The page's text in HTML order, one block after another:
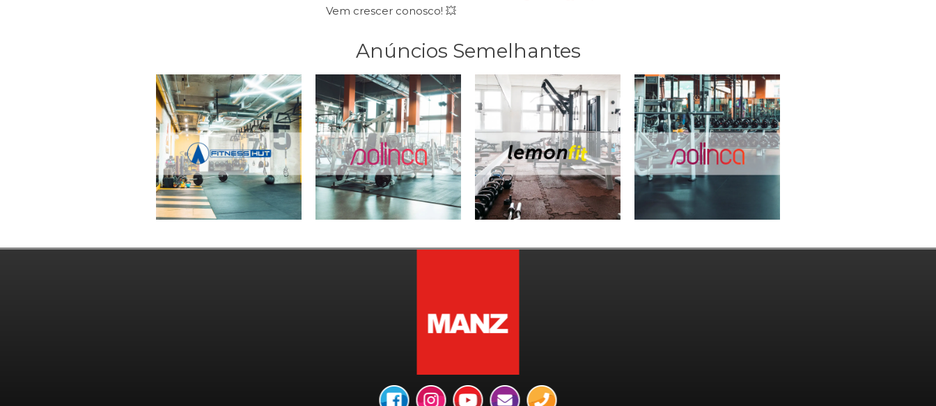
Vem crescer conosco! 💥
Anúncios Semelhantes
Estágio
Profissional
24 de Agosto, 2022
Ginásios Lisboa
Group Trainer –
Instrutor de
Aulas de Grupo
5 de Junho, 2025
Ginásios Lisboa
Fitness
Instructor
1 de Fevereiro, 2022
Braga Ginásios